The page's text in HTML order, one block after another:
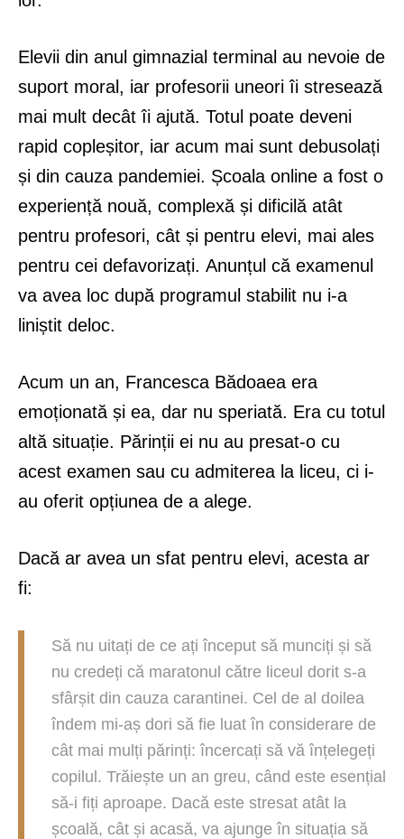
Elevii din anul gimnazial terminal au nevoie de
suport moral, iar profesorii uneori îi stresează
mai mult decât îi ajută. Totul poate deveni
rapid copleșitor, iar acum mai sunt debusolați
și din cauza pandemiei. Școala online a fost o
experiență nouă, complexă și dificilă atât
pentru profesori, cât și pentru elevi, mai ales
pentru cei defavorizați. Anunțul că examenul
va avea loc după programul stabilit nu i-a
liniștit deloc.
Acum un an, Francesca Bădoaea era
emoționată și ea, dar nu speriată. Era cu totul
altă situație. Părinții ei nu au presat-o cu
acest examen sau cu admiterea la liceu, ci i-
au oferit opțiunea de a alege.
Dacă ar avea un sfat pentru elevi, acesta ar
fi:
Să nu uitați de ce ați început să munciți și să
nu credeți că maratonul către liceul dorit s-a
sfârșit din cauza carantinei. Cel de al doilea
îndem mi-aș dori să fie luat în considerare de
cât mai mulți părinți: încercați să vă înțelegeți
copilul. Trăiește un an greu, când este esențial
să-i fiți aproape. Dacă este stresat atât la
școală, cât și acasă, va ajunge în situația să